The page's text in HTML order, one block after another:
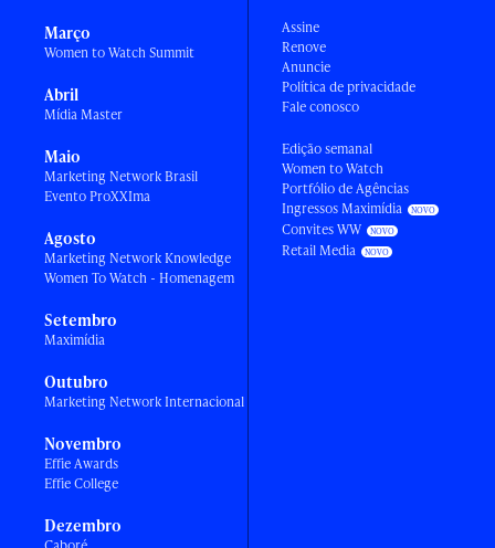
Março
Women to Watch Summit
Abril
Mídia Master
Maio
Marketing Network Brasil
Evento ProXXIma
Agosto
Marketing Network Knowledge
Women To Watch - Homenagem
Setembro
Maximídia
Outubro
Marketing Network Internacional
Novembro
Effie Awards
Effie College
Dezembro
Assine
Renove
Anuncie
Política de privacidade
Fale conosco
Edição semanal
Women to Watch
Portfólio de Agências
Ingressos Maximídia
Convites WW
Retail Media